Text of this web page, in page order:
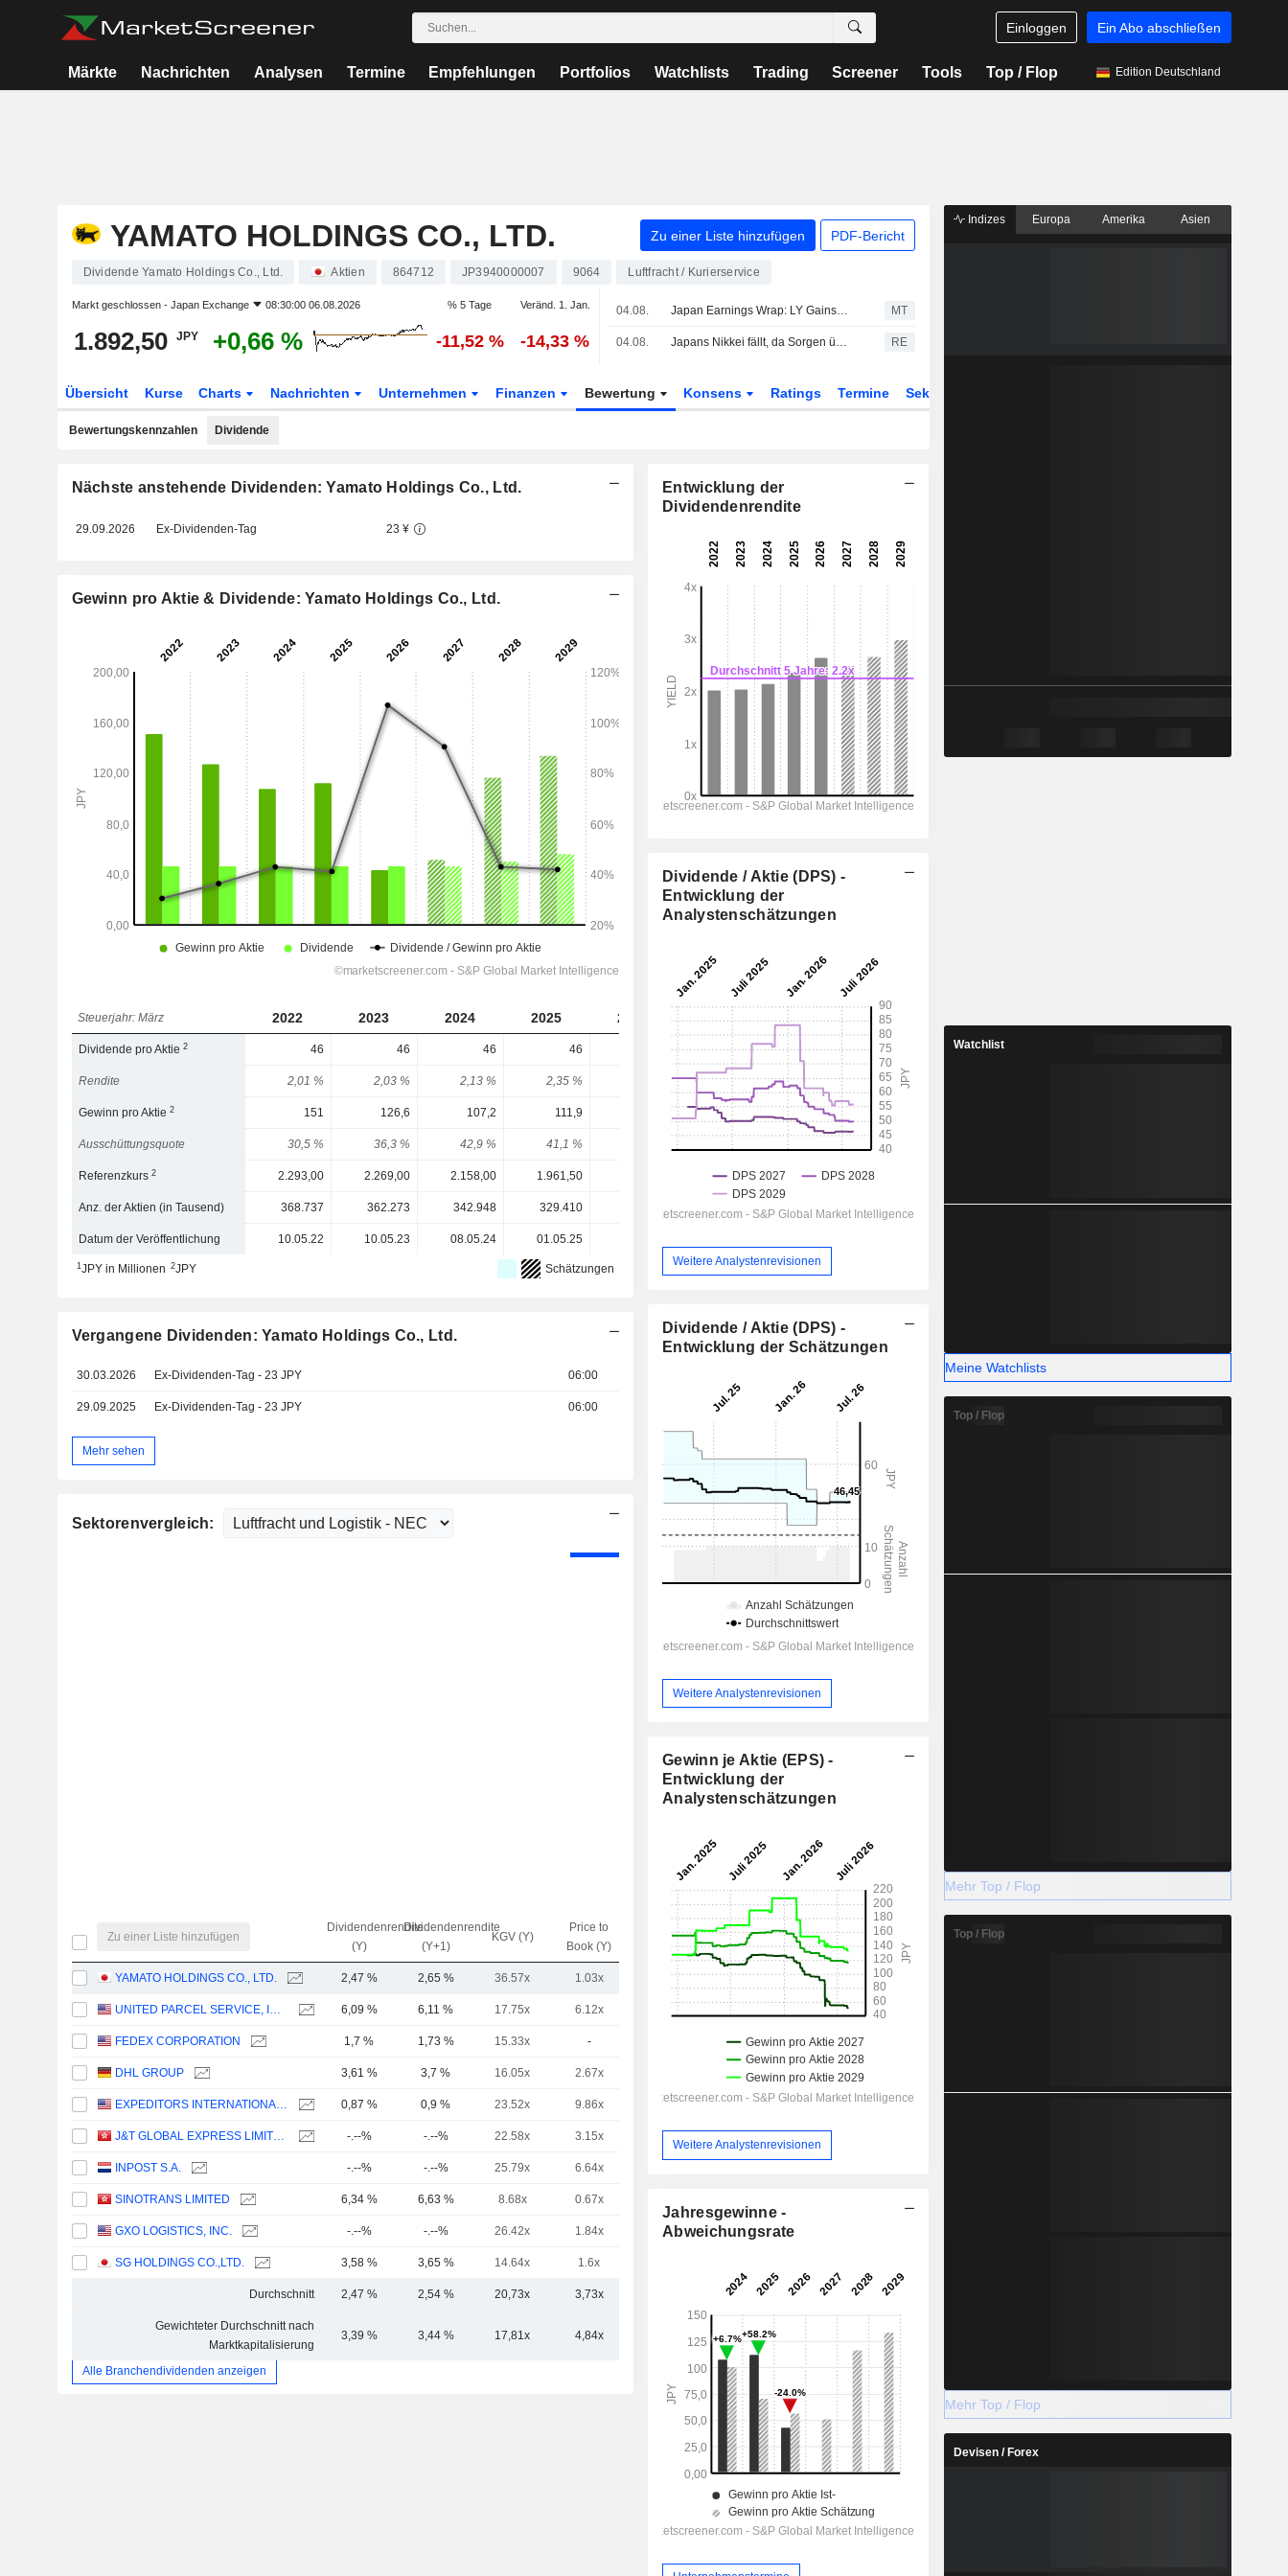
Einloggen Ein Abo abschließen
Märkte Nachrichten Analysen Termine Empfehlungen Portfolios Watchlists Trading Screener Tools Top / Flop Edition Deutschland
YAMATO HOLDINGS CO., LTD. Zu einer Liste hinzufügen PDF-Bericht
Dividende Yamato Holdings Co., Ltd. Aktien 864712 JP3940000007 9064 Luftfracht / Kurierservice
Markt geschlossen - Japan Exchange 08:30:00 06.08.2026 % 5 Tage Veränd. 1. Jan.
1.892,50 JPY +0,66 % -11,52 % -14,33 %
04.08. Japan Earnings Wrap: LY Gains; Yamato Slides MT
04.08. Japans Nikkei fällt, da Sorgen über Yen-Interventionen Anleger vorsichtig stimmen RE
Übersicht Kurse Charts Nachrichten Unternehmen Finanzen Bewertung Konsens Ratings Termine Sektor
Bewertungskennzahlen Dividende
Nächste anstehende Dividenden: Yamato Holdings Co., Ltd.
29.09.2026 Ex-Dividenden-Tag 23 ¥
Gewinn pro Aktie & Dividende: Yamato Holdings Co., Ltd.
Steuerjahr: März 2022 2023 2024 2025 2026 2027 2028 2029
Dividende pro Aktie2 46 46 46 46 46,45 49,91
Rendite 2,01 % 2,03 % 2,13 % 2,35 % 2,47 % 2,65 % 2,97 %
Gewinn pro Aktie2 151 126,6 107,2 111,9 51,41 116,2
Ausschüttungsquote 30,5 % 36,3 % 42,9 % 41,1 % 90,4 % 41,9 %
Referenzkurs2 2.293,00 2.269,00 2.158,00 1.961,50 1.880,00 1.880,00
Anz. der Aktien (in Tausend) 368.737 362.273 342.948 329.410 316.677 -
Datum der Veröffentlichung 10.05.22 10.05.23 08.05.24 01.05.25
1JPY in Millionen 2JPY Schätzungen
Vergangene Dividenden: Yamato Holdings Co., Ltd.
30.03.2026 Ex-Dividenden-Tag - 23 JPY 06:00
29.09.2025 Ex-Dividenden-Tag - 23 JPY 06:00
Mehr sehen
Sektorenvergleich:
Zu einer Liste hinzufügen
Dividendenrendite
(Y)
Dividendenrendite
(Y+1)
KGV (Y)
Price to
Book (Y)
EV / Sales
(Y)
YAMATO HOLDINGS CO., LTD. 2,47 % 2,65 % 36.57x 1.03x 0.32x
UNITED PARCEL SERVICE, INC. 6,09 % 6,11 % 17.75x 6.12x 1.22x
FEDEX CORPORATION 1,7 % 1,73 % 15.33x -
DHL GROUP 3,61 % 3,7 % 16.05x 2.67x
EXPEDITORS INTERNATIONAL OF WASHINGTON INC. 0,87 % 0,9 % 23.52x 9.86x 1.74x
J&T GLOBAL EXPRESS LIMITED -.--% -.--% 22.58x 3.15x
INPOST S.A. -.--% -.--% 25.79x 6.64x
SINOTRANS LIMITED 6,34 % 6,63 % 8.68x 0.67x
GXO LOGISTICS, INC. -.--% -.--% 26.42x 1.84x 0.55x
SG HOLDINGS CO.,LTD. 3,58 % 3,65 % 14.64x 1.6x
Durchschnitt 2,47 % 2,54 % 20,73x 3,73x
Gewichteter Durchschnitt nach
Marktkapitalisierung
3,39 % 3,44 % 17,81x 4,84x
Alle Branchendividenden anzeigen
Entwicklung der
Dividendenrendite
Dividende / Aktie (DPS) -
Entwicklung der
Analystenschätzungen
Weitere Analystenrevisionen
Dividende / Aktie (DPS) -
Entwicklung der Schätzungen
Weitere Analystenrevisionen
Gewinn je Aktie (EPS) -
Entwicklung der
Analystenschätzungen
Weitere Analystenrevisionen
Jahresgewinne -
Abweichungsrate
Indizes Europa Amerika Asien
Watchlist
Meine Watchlists
Top / Flop
Mehr Top / Flop
Top / Flop
Mehr Top / Flop
Devisen / Forex